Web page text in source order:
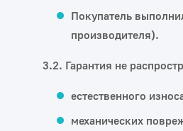
Покупатель
производителя).
3.2. Гарантия не
естественного
механических